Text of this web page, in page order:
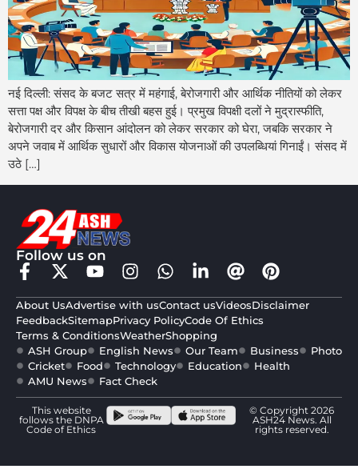
नई दिल्ली: संसद के बजट सत्र में महंगाई, बेरोजगारी और आर्थिक नीतियों को लेकर
सत्ता पक्ष और विपक्ष के बीच तीखी बहस हुई। प्रमुख विपक्षी दलों ने मुद्रास्फीति,
बेरोजगारी दर और किसान आंदोलन को लेकर सरकार को घेरा, जबकि सरकार ने
अपने जवाब में आर्थिक सुधारों और विकास योजनाओं की उपलब्धियां गिनाईं। संसद में
उठे […]
Follow us on
About UsAdvertise with usContact usVideosDisclaimer
FeedbackSitemapPrivacy PolicyCode Of Ethics
Terms & ConditionsWeatherShopping
ASH Group
English News Our Team Business
Photo
Cricket
Food Technology Education
Health
AMU News
Fact Check
This website
follows the DNPA
Code of Ethics
© Copyright 2026
ASH24 News. All
rights reserved.